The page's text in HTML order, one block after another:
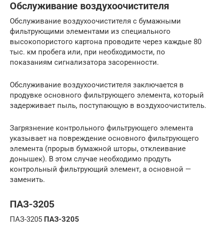
Обслуживание воздухоочистителя
Обслуживание воздухоочистителя с бумажными
фильтрующими элементами из специального
высокопористого картона проводите через каждые 80
тыс. км пробега или, при необходимости, по
показаниям сигнализатора засоренности.
Обслуживание воздухоочистителя заключается в
продувке основного фильтрующего элемента, который
задерживает пыль, поступающую в воздухоочиститель.
Загрязнение контрольного фильтрующего элемента
указывает на повреждение основного фильтрующего
элемента (прорыв бумажной шторы, отклеивание
донышек). В этом случае необходимо продуть
контрольный фильтрующий элемент, а основной —
заменить.
ПАЗ-3205
ПАЗ-3205 ПАЗ-3205